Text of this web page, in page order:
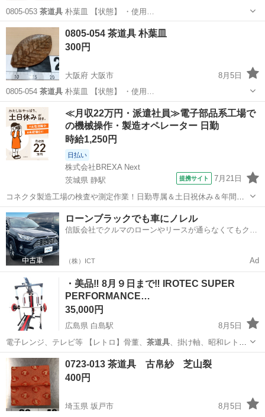
0805-053 茶道具 朴葉皿 【状態】 ・使用…
大阪 大阪市 インテリア雑貨/小物 茶道具
0805-054 茶道具 朴葉皿
300円
大阪府 大阪市
8月5日
0805-054 茶道具 朴葉皿 【状態】 ・使用…
大阪 大阪市 インテリア雑貨/小物 茶道具
≪月収22万円・派遣社員≫電子部品系工場で
の機械操作・製造オペレーター 日勤
時給1,250円
日払い
株式会社BREXA Next
茨城県 静駅
提携サイト 7月21日
コネクタ製造工場の検査や測定作業！日勤専属＆土日祝休み＆年間休
日128日★クリーンルーム内作業★マイカー通勤OK＆無料駐車場あり
★就業先食堂利用可！日払い制度あり！《茨城県常陸大宮市》 人気の
工場のお仕事 ◇コネクタ製造工...
茨城 常陸大宮市 静駅 その他
ローンブラックでも車にノレル
信販会社でクルマのローンやリースが通らなくてもクル
（株）ICT Ad
・美品‼️ 8月９日まで‼️ IROTEC SUPER
PERFORMANCE…
35,000円
広島県 白島駅
8月5日
電子レンジ、テレビ等 【レトロ】骨董、 茶道具、掛け軸、昭和レト
ロ、おもちゃ、書籍、…
広島 広島市 フィットネス、トレーニング
GEAR
0723-013 茶道具 古帛紗 芝山裂
400円
埼玉県 坂戸市
8月5日